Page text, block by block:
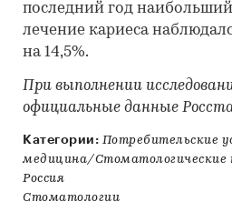
последний год
лечение кариеса
на 14,5%.
При выполнении
официальные данные
Категории: Потребительские
медицина/Стоматологические
Россия
Стоматологии